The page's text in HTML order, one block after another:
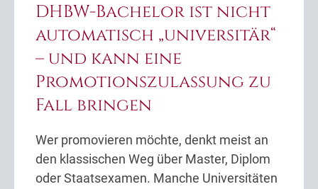
DHBW-Bachelor ist nicht
automatisch „universitär“
– und kann eine
Promotionszulassung zu
Fall bringen
Wer promovieren möchte, denkt meist an
den klassischen Weg über Master, Diplom
oder Staatsexamen. Manche Universitäten